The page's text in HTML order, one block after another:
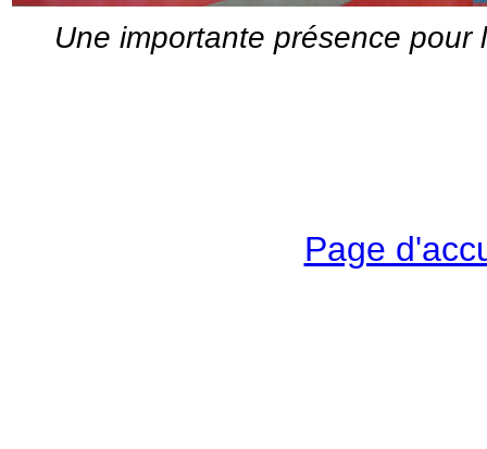
Une importante présence
Page